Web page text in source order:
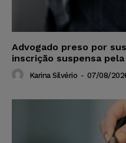
Advogado preso por
inscrição suspensa pela
Karina Silvério - 07/08/